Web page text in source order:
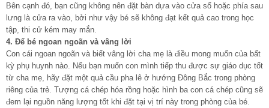
Bên cạnh đó, bạn cũng không nên đặt bàn dựa vào cửa sổ hoặc phía sau
lưng là cửa ra vào, bởi như vậy bé sẽ không đạt kết quả cao trong học
tập, thi cử kém may mắn.
4. Để bé ngoan ngoãn và vâng lời
Con cái ngoan ngoãn và biết vâng lời cha mẹ là điều mong muốn của bất
kỳ phụ huynh nào. Nếu bạn muốn con mình tiếp thu được sự giáo dục tốt
từ cha mẹ, hãy đặt một quả cầu pha lê ở hướng Đông Bắc trong phòng
riêng của trẻ. Tượng cá chép hóa rồng hoặc hình ba con cá chép cũng sẽ
đem lại nguồn năng lượng tốt khi đặt tại vị trí này trong phòng của bé.